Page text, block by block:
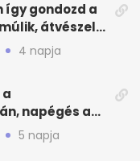
így gondozd a
átvészeli-
4 napja
napégés a
most?
5 napja